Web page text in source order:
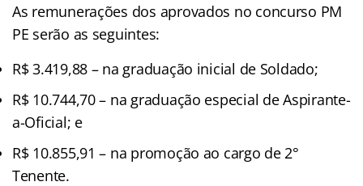
As remunerações dos aprovados no concurso PM
PE serão as seguintes:
R$ 3.419,88 – na graduação inicial de Soldado;
R$ 10.744,70 – na graduação especial de Aspirante-
a-Oficial; e
R$ 10.855,91 – na promoção ao cargo de 2°
Tenente.